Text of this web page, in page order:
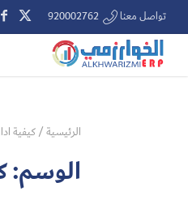
تواصل معنا 920002762
الرئيسية/كيفية
الوسم: